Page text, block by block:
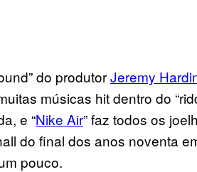
do produtorJeremy
músicas hit dentro do
e “Nike Air” faz todos os
do final dos anos noventa
pouco.